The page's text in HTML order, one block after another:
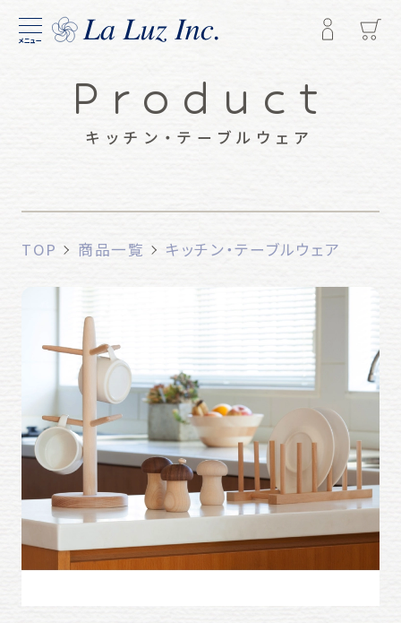
メニュー
Product
キッチン・テーブルウェア
TOP 商品一覧 キッチン・テーブルウェア